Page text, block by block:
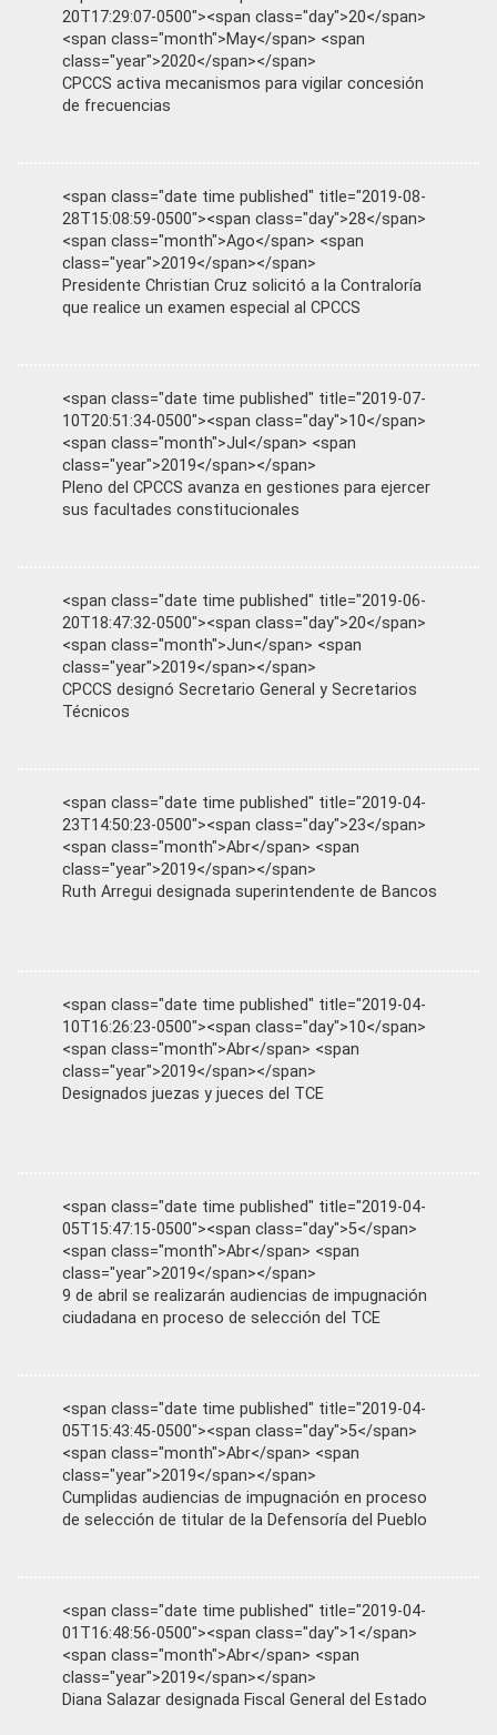
20T17:29:07-0500"><span class="day">20</span>
<span class="month">May</span> <span
class="year">2020</span></span>
CPCCS activa mecanismos para vigilar concesión
de frecuencias
<span class="date time published" title="2019-08-
28T15:08:59-0500"><span class="day">28</span>
<span class="month">Ago</span> <span
class="year">2019</span></span>
Presidente Christian Cruz solicitó a la Contraloría
que realice un examen especial al CPCCS
<span class="date time published" title="2019-07-
10T20:51:34-0500"><span class="day">10</span>
<span class="month">Jul</span> <span
class="year">2019</span></span>
Pleno del CPCCS avanza en gestiones para ejercer
sus facultades constitucionales
<span class="date time published" title="2019-06-
20T18:47:32-0500"><span class="day">20</span>
<span class="month">Jun</span> <span
class="year">2019</span></span>
CPCCS designó Secretario General y Secretarios
Técnicos
<span class="date time published" title="2019-04-
23T14:50:23-0500"><span class="day">23</span>
<span class="month">Abr</span> <span
class="year">2019</span></span>
Ruth Arregui designada superintendente de Bancos
<span class="date time published" title="2019-04-
10T16:26:23-0500"><span class="day">10</span>
<span class="month">Abr</span> <span
class="year">2019</span></span>
Designados juezas y jueces del TCE
<span class="date time published" title="2019-04-
05T15:47:15-0500"><span class="day">5</span>
<span class="month">Abr</span> <span
class="year">2019</span></span>
9 de abril se realizarán audiencias de impugnación
ciudadana en proceso de selección del TCE
<span class="date time published" title="2019-04-
05T15:43:45-0500"><span class="day">5</span>
<span class="month">Abr</span> <span
class="year">2019</span></span>
Cumplidas audiencias de impugnación en proceso
de selección de titular de la Defensoría del Pueblo
<span class="date time published" title="2019-04-
01T16:48:56-0500"><span class="day">1</span>
<span class="month">Abr</span> <span
class="year">2019</span></span>
Diana Salazar designada Fiscal General del Estado